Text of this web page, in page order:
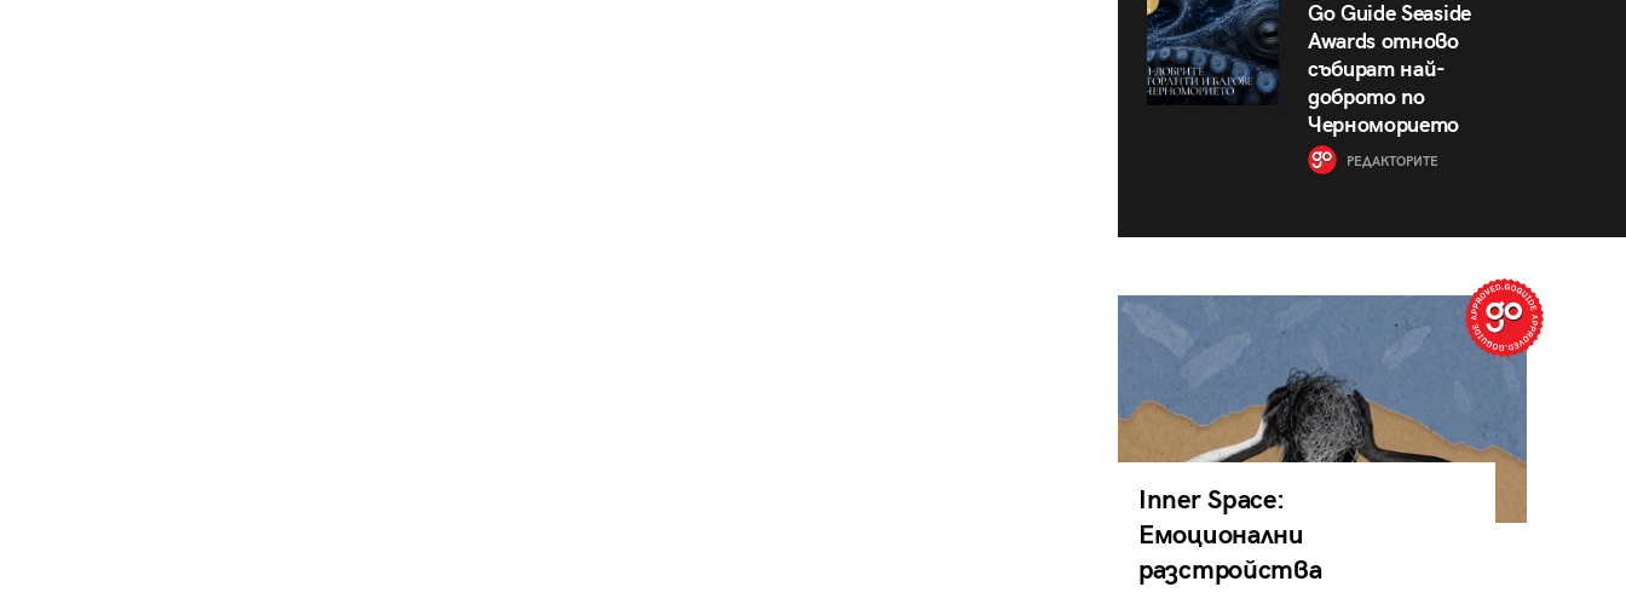
Go Guide Seaside
Awards отново
събират най-
доброто по
Черноморието
РЕДАКТОРИТЕ
Inner Space:
Емоционални
разстройства